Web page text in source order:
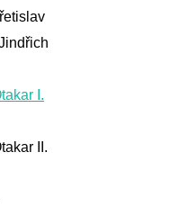
I.
II.